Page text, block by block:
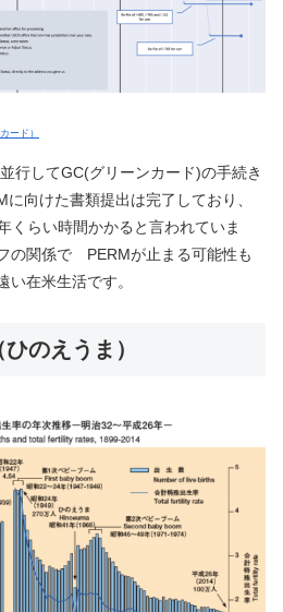
ード）
行してGC(グリーンカード)の手続き
向けた書類提出は完了しており、
くらい時間かかると言われていま
の関係で PERMが止まる可能性も
い在米生活です。
のえうま）